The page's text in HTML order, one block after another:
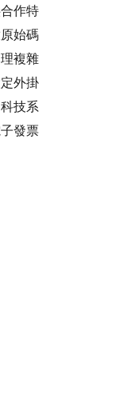
作特
始碼
複雜
外掛
技系
發票